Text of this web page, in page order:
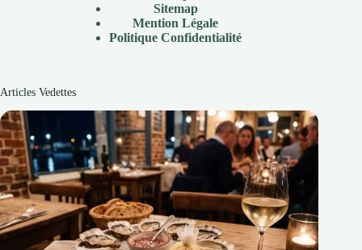
Sitemap
Mention Légale
Politique Confidentialité
Articles Vedettes